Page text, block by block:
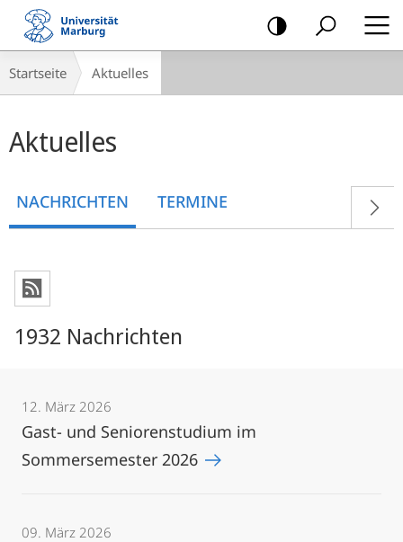
Mobile-
Navigation
Breadcrumb-
Navigation
Startseite Aktuelles
Aktuelles
NACHRICHTEN TERMINE
1932 Nachrichten
12. März 2026
Gast- und Seniorenstudium im
Sommersemester 2026
09. März 2026